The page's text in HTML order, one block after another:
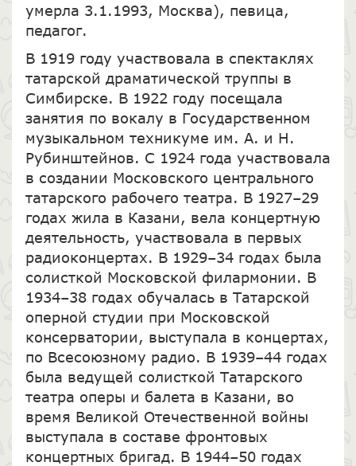
умерла 3.1.1993, Москва), певица,
педагог.
В 1919 году участвовала в спектаклях
татарской драматической труппы в
Симбирске. В 1922 году посещала
занятия по вокалу в Государственном
музыкальном техникуме им. А. и Н.
Рубинштейнов. С 1924 года участвовала
в создании Московского центрального
татарского рабочего театра. В 1927–29
годах жила в Казани, вела концертную
деятельность, участвовала в первых
радиоконцертах. В 1929–34 годах была
солисткой Московской филармонии. В
1934–38 годах обучалась в Татарской
оперной студии при Московской
консерватории, выступала в концертах,
по Всесоюзному радио. В 1939–44 годах
была ведущей солисткой Татарского
театра оперы и балета в Казани, во
время Великой Отечественной войны
выступала в составе фронтовых
концертных бригад. В 1944–50 годах